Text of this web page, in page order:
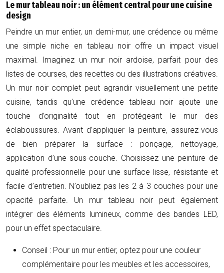
Le mur tableau noir : un élément central pour une cuisine
design
Peindre un mur entier, un demi-mur, une crédence ou même
une simple niche en tableau noir offre un impact visuel
maximal. Imaginez un mur noir ardoise, parfait pour des
listes de courses, des recettes ou des illustrations créatives.
Un mur noir complet peut agrandir visuellement une petite
cuisine, tandis qu’une crédence tableau noir ajoute une
touche d’originalité tout en protégeant le mur des
éclaboussures. Avant d’appliquer la peinture, assurez-vous
de bien préparer la surface : ponçage, nettoyage,
application d’une sous-couche. Choisissez une peinture de
qualité professionnelle pour une surface lisse, résistante et
facile d’entretien. N’oubliez pas les 2 à 3 couches pour une
opacité parfaite. Un mur tableau noir peut également
intégrer des éléments lumineux, comme des bandes LED,
pour un effet spectaculaire.
Conseil : Pour un mur entier, optez pour une couleur
complémentaire pour les meubles et les accessoires,